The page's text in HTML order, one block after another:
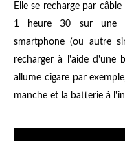
Elle se recharge par
1 heure 30 sur une
smartphone (ou autre
recharger à l'aide d'une
allume cigare par
manche et la batterie à